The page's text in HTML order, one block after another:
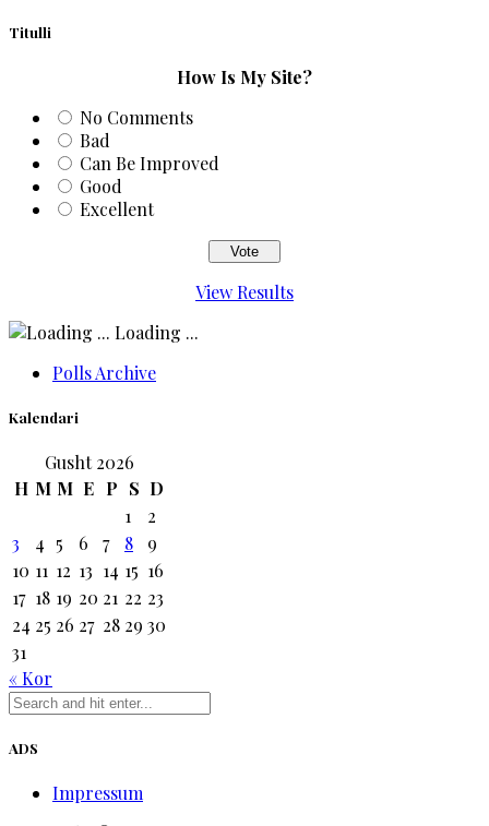
Titulli
How Is My Site?
No Comments
Bad
Can Be Improved
Good
Excellent
View Results
Loading ...
Polls Archive
Kalendari
Gusht 2026
H M M E P S D
1
2
3
4 5 6 7 8
9
10 11 12 13 14 15 16
17 18 19 20 21 22 23
24 25 26 27 28 29 30
31
« Kor
ADS
Impressum